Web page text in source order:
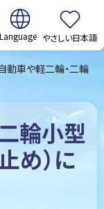
翻訳:
やさしい日本語
動車や軽二輪・二輪
輪小型
め）に